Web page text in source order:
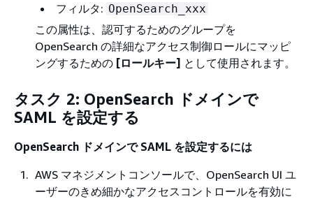
フィルタ: OpenSearch_xxx
この属性は、認可するためのグループを
OpenSearch の詳細なアクセス制御ロールにマッピ
ングするための [ロールキー] として使用されます。
タスク 2: OpenSearch ドメインで
SAML を設定する
OpenSearch ドメインで SAML を設定するには
AWS マネジメントコンソールで、OpenSearch UI ユ
ーザーのきめ細かなアクセスコントロールを有効に